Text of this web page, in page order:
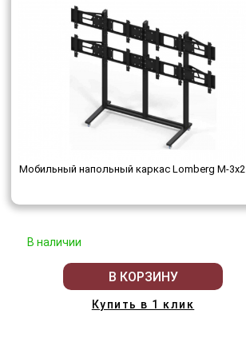
Мобильный напольный каркас Lomberg M-3х2
В наличии
В КОРЗИНУ
Купить в 1 клик